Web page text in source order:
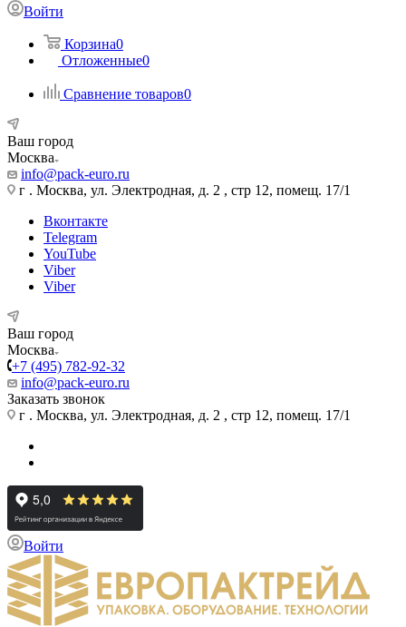
Войти
Корзина0
Отложенные0
Сравнение товаров0
Ваш город
Москва
info@pack-euro.ru
г . Москва, ул. Электродная, д. 2 , стр 12, помещ. 17/1
Вконтакте
Telegram
YouTube
Viber
Viber
Ваш город
Москва
+7 (495) 782-92-32
info@pack-euro.ru
Заказать звонок
г . Москва, ул. Электродная, д. 2 , стр 12, помещ. 17/1
Войти